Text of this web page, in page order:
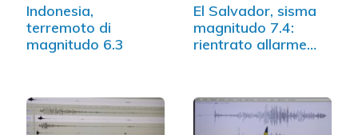
Indonesia,
terremoto di
magnitudo 6.3
El Salvador, sisma
magnitudo 7.4:
rientrato allarme